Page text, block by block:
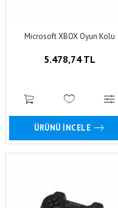
Microsoft XBOX Oyun Kolu
5.478,74 TL
ÜRÜNÜ İNCELE